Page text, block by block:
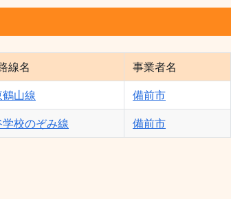
線名 事業者名
鶴山線 備前市
校のぞみ線 備前市